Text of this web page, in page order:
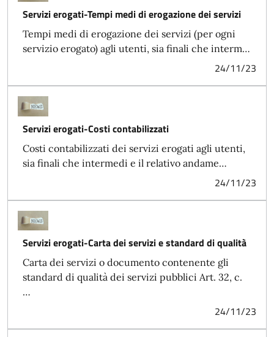
Servizi erogati-Tempi medi di erogazione dei servizi
Tempi medi di erogazione dei servizi (per ogni
servizio erogato) agli utenti, sia finali che interm…
24/11/23
Servizi erogati-Costi contabilizzati
Costi contabilizzati dei servizi erogati agli utenti,
sia finali che intermedi e il relativo andame…
24/11/23
Servizi erogati-Carta dei servizi e standard di qualità
Carta dei servizi o documento contenente gli
standard di qualità dei servizi pubblici Art. 32, c.
…
24/11/23